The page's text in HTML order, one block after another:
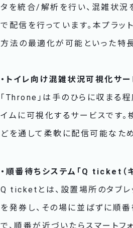
タを統合/解析を行い、混雑状況
で配信を行っています。本プラ
方法の最適化が可能といった特長
・トイレ向け混雑状況可視化サ
「Throne」は手のひらに収まる
イムに可視化するサービスです
どを通して柔軟に配信可能なた
・順番待ちシステム「Q ticket（キ
Q ticketとは、設置場所のタブレ
を発券し、その場に並ばずに順
で、順番が近づいたらスマート